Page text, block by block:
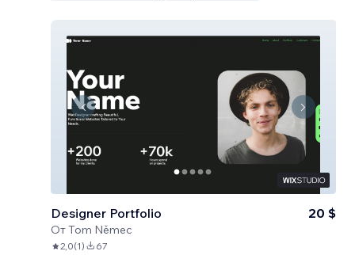
Designer Portfolio
ОтTom Němec
20 $
2,0(1) 67